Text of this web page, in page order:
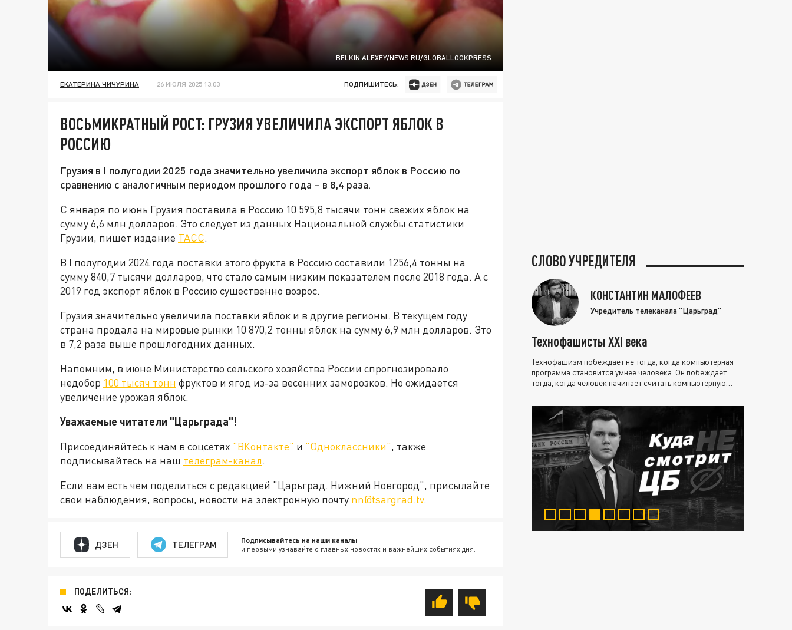
BELKIN ALEXEY/NEWS.RU/GLOBALLOOKPRESS
ЕКАТЕРИНА ЧИЧУРИНА 26 ИЮЛЯ 2025 13:03 ПОДПИШИТЕСЬ:
ВОСЬМИКРАТНЫЙ РОСТ: ГРУЗИЯ УВЕЛИЧИЛА ЭКСПОРТ ЯБЛОК В
РОССИЮ
Грузия в I полугодии 2025 года значительно увеличила экспорт яблок в Россию по
сравнению с аналогичным периодом прошлого года – в 8,4 раза.
С января по июнь Грузия поставила в Россию 10 595,8 тысячи тонн свежих яблок на
сумму 6,6 млн долларов. Это следует из данных Национальной службы статистики
Грузии, пишет издание ТАСС.
В I полугодии 2024 года поставки этого фрукта в Россию составили 1256,4 тонны на
сумму 840,7 тысячи долларов, что стало самым низким показателем после 2018 года. А с
2019 год экспорт яблок в Россию существенно возрос.
Грузия значительно увеличила поставки яблок и в другие регионы. В текущем году
страна продала на мировые рынки 10 870,2 тонны яблок на сумму 6,9 млн долларов. Это
в 7,2 раза выше прошлогодних данных.
Напомним, в июне Министерство сельского хозяйства России спрогнозировало
недобор 100 тысяч тонн фруктов и ягод из-за весенних заморозков. Но ожидается
увеличение урожая яблок.
Уважаемые читатели "Царьграда"!
Присоединяйтесь к нам в соцсетях "ВКонтакте" и "Одноклассники", также
подписывайтесь на наш телеграм-канал.
Если вам есть чем поделиться с редакцией "Царьград. Нижний Новгород", присылайте
свои наблюдения, вопросы, новости на электронную почту nn@tsargrad.tv.
ДЗЕН ТЕЛЕГРАМ Подписывайтесь на наши каналы
и первыми узнавайте о главных новостях и важнейших событиях дня.
ПОДЕЛИТЬСЯ:
СЛОВО УЧРЕДИТЕЛЯ
КОНСТАНТИН МАЛОФЕЕВ
Учредитель телеканала "Царьград"
Технофашисты XXI века
Технофашизм побеждает не тогда, когда компьютерная
программа становится умнее человека. Он побеждает
тогда, когда человек начинает считать компьютерную